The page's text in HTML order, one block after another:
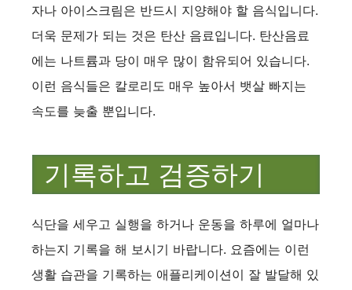
자나 아이스크림은 반드시 지양해야 할 음식입니다.
더욱 문제가 되는 것은 탄산 음료입니다. 탄산음료
에는 나트륨과 당이 매우 많이 함유되어 있습니다.
이런 음식들은 칼로리도 매우 높아서 뱃살 빠지는
속도를 늦출 뿐입니다.
기록하고 검증하기
식단을 세우고 실행을 하거나 운동을 하루에 얼마나
하는지 기록을 해 보시기 바랍니다. 요즘에는 이런
생활 습관을 기록하는 애플리케이션이 잘 발달해 있